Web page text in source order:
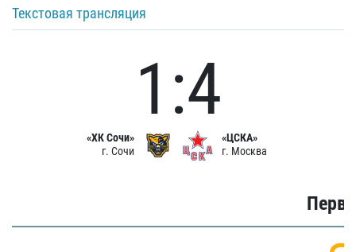
Текстовая трансляция
«ХК Сочи»
г. Сочи
1:4
«ЦСКА»
г. Москва